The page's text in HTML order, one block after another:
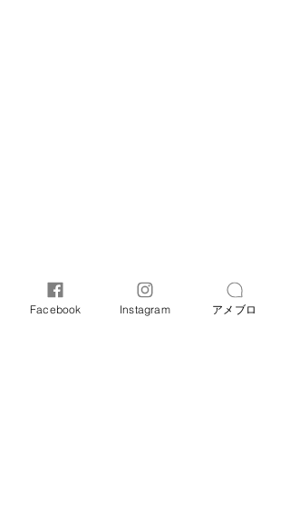
Facebook Instagram アメブロ